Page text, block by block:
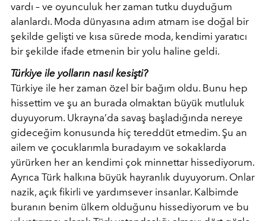
vardı – ve oyunculuk her zaman tutku duyduğum
alanlardı. Moda dünyasına adım atmam ise doğal bir
şekilde gelişti ve kısa sürede moda, kendimi yaratıcı
bir şekilde ifade etmenin bir yolu haline geldi.
Türkiye ile yolların nasıl kesişti?
Türkiye ile her zaman özel bir bağım oldu. Bunu hep
hissettim ve şu an burada olmaktan büyük mutluluk
duyuyorum. Ukrayna’da savaş başladığında nereye
gideceğim konusunda hiç tereddüt etmedim. Şu an
ailem ve çocuklarımla buradayım ve sokaklarda
yürürken her an kendimi çok minnettar hissediyorum.
Ayrıca Türk halkına büyük hayranlık duyuyorum. Onlar
nazik, açık fikirli ve yardımsever insanlar. Kalbimde
buranın benim ülkem olduğunu hissediyorum ve bu